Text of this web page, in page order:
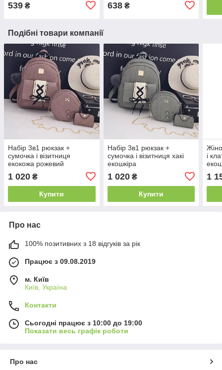
539 ₴ 638₴
Подібні товари компанії
Набір 3в1 рюкзак +
сумочка і візитниця
екокожа рожевий
1 020 ₴
Купити
Набір 3в1 рюкзак +
сумочка і візитниця хакі
екошкіра
1 020₴
Купити
і
1
Про нас
100% позитивних з 18 відгуків за рік
Працює з 09.08.2019
м. Київ
Київ, Україна
Контакти
Сьогодні працює з 10:00 до 19:00
Показати весь графік роботи
Про нас